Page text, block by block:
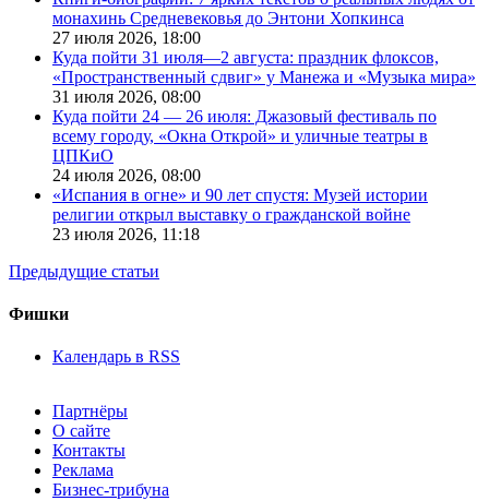
монахинь Средневековья до Энтони Хопкинса
27 июля 2026, 18:00
Куда пойти 31 июля—2 августа: праздник флоксов,
«Пространственный сдвиг» у Манежа и «Музыка мира»
31 июля 2026, 08:00
Куда пойти 24 — 26 июля: Джазовый фестиваль по
всему городу, «Окна Открой» и уличные театры в
ЦПКиО
24 июля 2026, 08:00
«Испания в огне» и 90 лет спустя: Музей истории
религии открыл выставку о гражданской войне
23 июля 2026, 11:18
Предыдущие статьи
Фишки
Календарь в RSS
Партнёры
О сайте
Контакты
Реклама
Бизнес-трибуна